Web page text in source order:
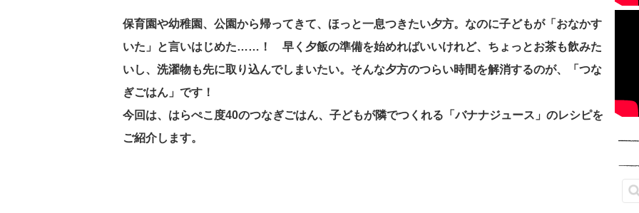
保育園や幼稚園、公園から帰ってきて、ほっと一息つきたい夕方。なのに子どもが「おなかす
いた」と言いはじめた……！ 早く夕飯の準備を始めればいいけれど、ちょっとお茶も飲みた
いし、洗濯物も先に取り込んでしまいたい。 そんな夕方のつらい時間を解消するのが、「つな
ぎごはん」です！
今回は、はらぺこ度40のつなぎごはん、子どもが隣でつくれる「バナナジュース」のレシピを
ご紹介します。